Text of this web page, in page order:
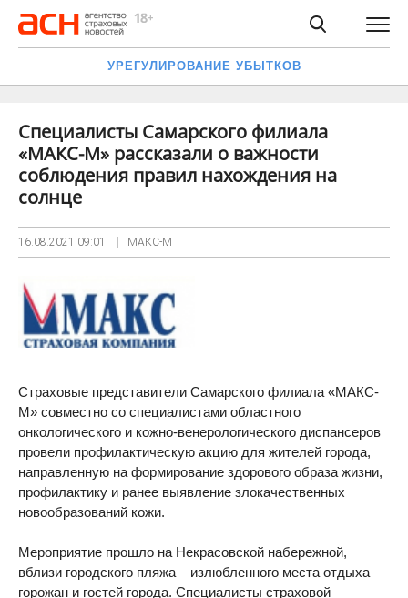
УРЕГУЛИРОВАНИЕ УБЫТКОВ
Специалисты Самарского филиала
«МАКС-М» рассказали о важности
соблюдения правил нахождения на
солнце
16.08.2021 09:01 МАКС-М
Страховые представители Самарского филиала «МАКС-
М» совместно со специалистами областного
онкологического и кожно-венерологического диспансеров
провели профилактическую акцию для жителей города,
направленную на формирование здорового образа жизни,
профилактику и ранее выявление злокачественных
новообразований кожи.
Мероприятие прошло на Некрасовской набережной,
вблизи городского пляжа – излюбленного места отдыха
горожан и гостей города. Специалисты страховой